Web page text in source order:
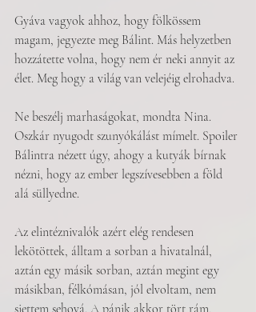
Gyáva vagyok ahhoz, hogy fölkössem
magam, jegyezte meg Bálint. Más helyzetben
hozzátette volna, hogy nem ér neki annyit az
élet. Meg hogy a világ van velejéig elrohadva.
Ne beszélj marhaságokat, mondta Nina.
Oszkár nyugodt szunyókálást mímelt. Spoiler
Bálintra nézett úgy, ahogy a kutyák bírnak
nézni, hogy az ember legszívesebben a föld
alá süllyedne.
Az elintéznivalók azért elég rendesen
lekötöttek, álltam a sorban a hivatalnál,
aztán egy másik sorban, aztán megint egy
másikban, félkómásan, jól elvoltam, nem
siettem sehová. A pánik akkor tört rám,